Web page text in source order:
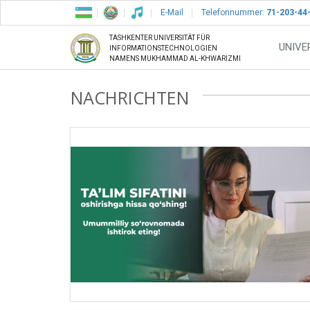
E-Mail Telefonnummer: 71-203-
TASHKENTER UNIVERSITÄT FÜR
INFORMATIONSTECHNOLOGIEN
NAMENS MUKHAMMAD AL-KHWARIZMI
NACHRICHTEN